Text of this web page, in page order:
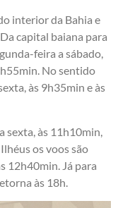
interior da Bahia e
capital baiana para
feira a sábado,
No sentido
às 9h35min e às
sexta, às 11h10min,
os voos são
12h40min. Já para
às 18h.